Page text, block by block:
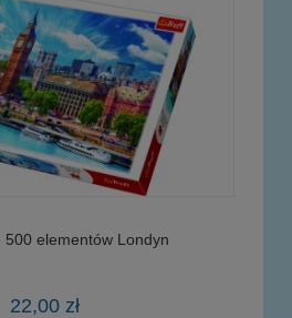
500 elementów Londyn
22,00 zł